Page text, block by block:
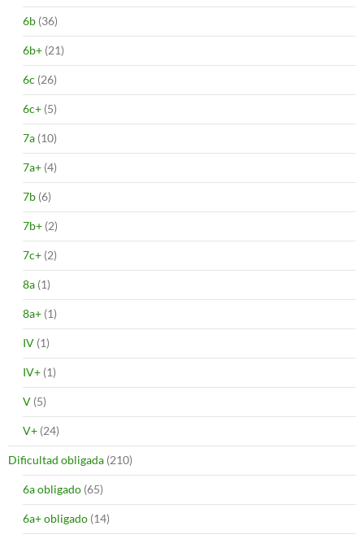
6b (36)
6b+ (21)
6c (26)
6c+ (5)
7a (10)
7a+ (4)
7b (6)
7b+ (2)
7c+ (2)
8a (1)
8a+ (1)
IV (1)
IV+ (1)
V (5)
V+ (24)
Dificultad obligada (210)
6a obligado (65)
6a+ obligado (14)